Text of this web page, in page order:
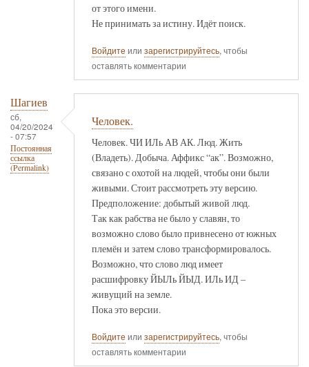
от этого имени.
Не принимать за истину. Идёт поиск.
Войдите или зарегистрируйтесь, чтобы
оставлять комментарии
Шагиев
сб,
04/20/2024
- 07:57
Постоянная
ссылка
(Permalink)
Человек.
Человек. ЧИ ИЛь АВ АК. Люд. Жить
(Владеть). Добыча. Аффикс “ак”. Возможно,
связано с охотой на людей, чтобы они были
живыми. Стоит рассмотреть эту версию.
Предположение: добытый живой люд.
Так как рабства не было у славян, то
возможно слово было привнесено от южных
племён и затем слово трансформировалось.
Возможно, что слово люд имеет
расшифровку ЙЫЛь ЙЫД. ИЛь ИД –
живущий на земле.
Пока это версии.
Войдите или зарегистрируйтесь, чтобы
оставлять комментарии